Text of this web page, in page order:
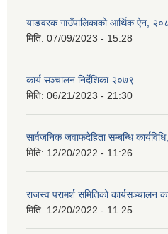
याङवरक गाउँपालिकाको आर्थिक ऐन,
मिति: 07/09/2023 - 15:28
कार्य सञ्चालन निर्देशिका २०७९
मिति: 06/21/2023 - 21:30
सार्वजनिक जवाफदेहिता सम्बन्धि
मिति: 12/20/2022 - 11:26
राजस्व परामर्श समितिको कार्यसञ्चालन
मिति: 12/20/2022 - 11:25